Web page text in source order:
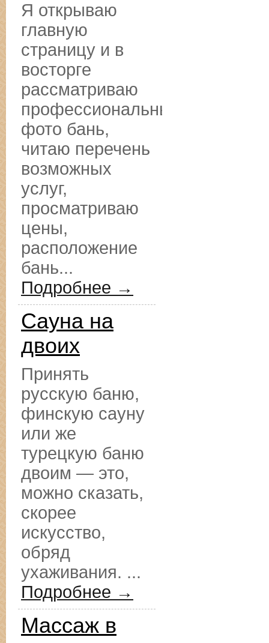
Я открываю
главную
страницу и в
восторге
рассматриваю
профессиональные
фото бань,
читаю перечень
возможных
услуг,
просматриваю
цены,
расположение
бань...
Подробнее →
Сауна на
двоих
Принять
русскую баню,
финскую сауну
или же
турецкую баню
двоим — это,
можно сказать,
скорее
искусство,
обряд
ухаживания. ...
Подробнее →
Массаж в